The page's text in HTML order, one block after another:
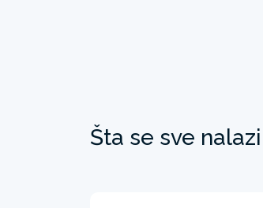
Šta se sve